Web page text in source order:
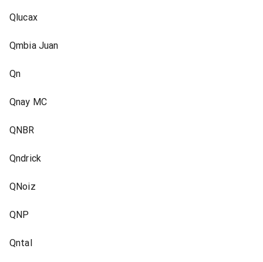
Qlucax
Qmbia Juan
Qn
Qnay MC
QNBR
Qndrick
QNoiz
QNP
Qntal